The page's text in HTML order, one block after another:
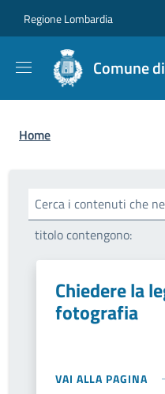
Regione Lombardia
Comune
Briciole di pane
Home
Cerca i contenuti che
titolo contengono:
Chiedere la
fotografia
VAI ALLA PAGINA